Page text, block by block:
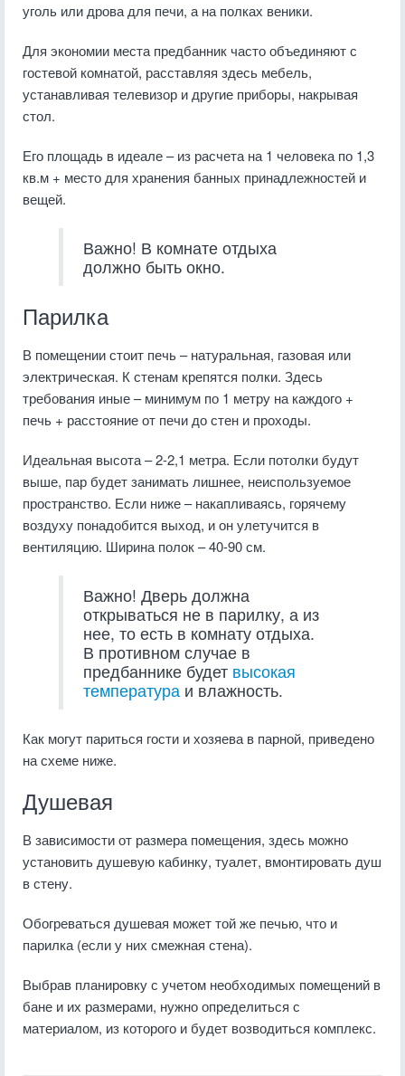
уголь или дрова для печи, а на полках веники.
Для экономии места предбанник часто объединяют с
гостевой комнатой, расставляя здесь мебель,
устанавливая телевизор и другие приборы, накрывая
стол.
Его площадь в идеале – из расчета на 1 человека по 1,3
кв.м + место для хранения банных принадлежностей и
вещей.
Важно! В комнате отдыха
должно быть окно.
Парилка
В помещении стоит печь – натуральная, газовая или
электрическая. К стенам крепятся полки. Здесь
требования иные – минимум по 1 метру на каждого +
печь + расстояние от печи до стен и проходы.
Идеальная высота – 2-2,1 метра. Если потолки будут
выше, пар будет занимать лишнее, неиспользуемое
пространство. Если ниже – накапливаясь, горячему
воздуху понадобится выход, и он улетучится в
вентиляцию. Ширина полок – 40-90 см.
Важно! Дверь должна
открываться не в парилку, а из
нее, то есть в комнату отдыха.
В противном случае в
предбаннике будет высокая
температура и влажность.
Как могут париться гости и хозяева в парной, приведено
на схеме ниже.
Душевая
В зависимости от размера помещения, здесь можно
установить душевую кабинку, туалет, вмонтировать душ
в стену.
Обогреваться душевая может той же печью, что и
парилка (если у них смежная стена).
Выбрав планировку с учетом необходимых помещений в
бане и их размерами, нужно определиться с
материалом, из которого и будет возводиться комплекс.